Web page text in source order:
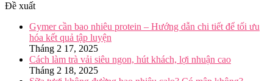
Đề xuất
Gymer cần bao nhiêu protein – Hướng dẫn chi tiết để tối ưu
hóa kết quả tập luyện
Tháng 2 17, 2025
Cách làm trà vải siêu ngon, hút khách, lợi nhuận cao
Tháng 2 18, 2025